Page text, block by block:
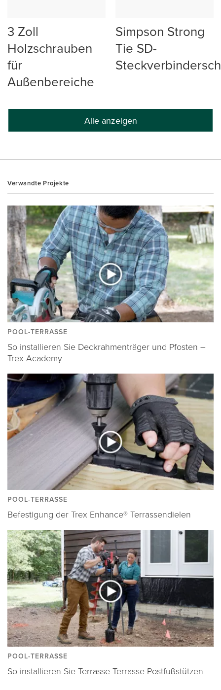
3 Zoll
Holzschrauben
für
Außenbereiche
Simpson Strong
Tie SD-
Alle anzeigen
Verwandte Projekte
POOL-TERRASSE
So installieren Sie Deckrahmenträger und Pfosten –
Trex Academy
POOL-TERRASSE
Befestigung der Trex Enhance® Terrassendielen
POOL-TERRASSE
So installieren Sie Terrasse-Terrasse Postfußstützen